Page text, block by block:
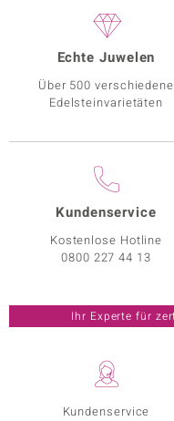
Kundenservice
Echte Juwelen
Über 500 verschiedene
Edelsteinvarietäten
Kundenservice
Kostenlose Hotline
0800 227 44 13
Ihr Experte für